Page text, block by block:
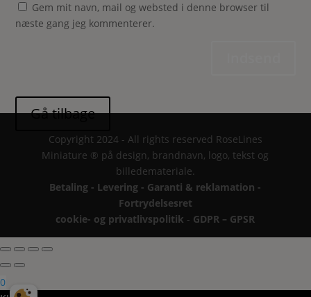
Gem mit navn, mail og websted i denne browser til
næste gang jeg kommenterer.
Copyright 2024 - All rights reserved RoseLines
Miniature ® på design, brandnavn, logo, tekst og
billedemateriale.
Betaling - Levering - Garanti & reklamation -
Fortrydelsesret
cookie- og privatlivspolitik - GDPR – GPSR
0